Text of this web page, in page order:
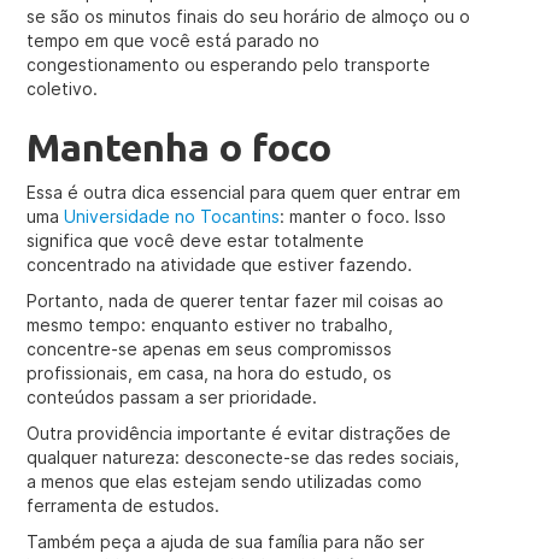
se são os minutos finais do seu horário de almoço ou o
tempo em que você está parado no
congestionamento ou esperando pelo transporte
coletivo.
Mantenha o foco
Essa é outra dica essencial para quem quer entrar em
umaUniversidade no Tocantins: manter o foco. Isso
significa que você deve estar totalmente
concentrado na atividade que estiver fazendo.
Portanto, nada de querer tentar fazer mil coisas ao
mesmo tempo: enquanto estiver no trabalho,
concentre-se apenas em seus compromissos
profissionais, em casa, na hora do estudo, os
conteúdos passam a ser prioridade.
Outra providência importante é evitar distrações de
qualquer natureza: desconecte-se das redes sociais,
a menos que elas estejam sendo utilizadas como
ferramenta de estudos.
Também peça a ajuda de sua família para não ser